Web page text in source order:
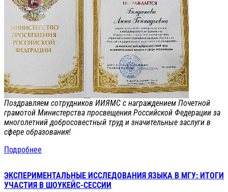
Поздравляем сотрудников ИИЯМС с награждением Почетной
грамотой Министерства просвещения Российской Федерации за
многолетний добросовестный труд и значительные заслуги в
сфере образования!
Подробнее
ЭКСПЕРИМЕНТАЛЬНЫЕ ИССЛЕДОВАНИЯ ЯЗЫКА В МГУ: ИТОГИ
УЧАСТИЯ В ШОУКЕЙС-СЕССИИ